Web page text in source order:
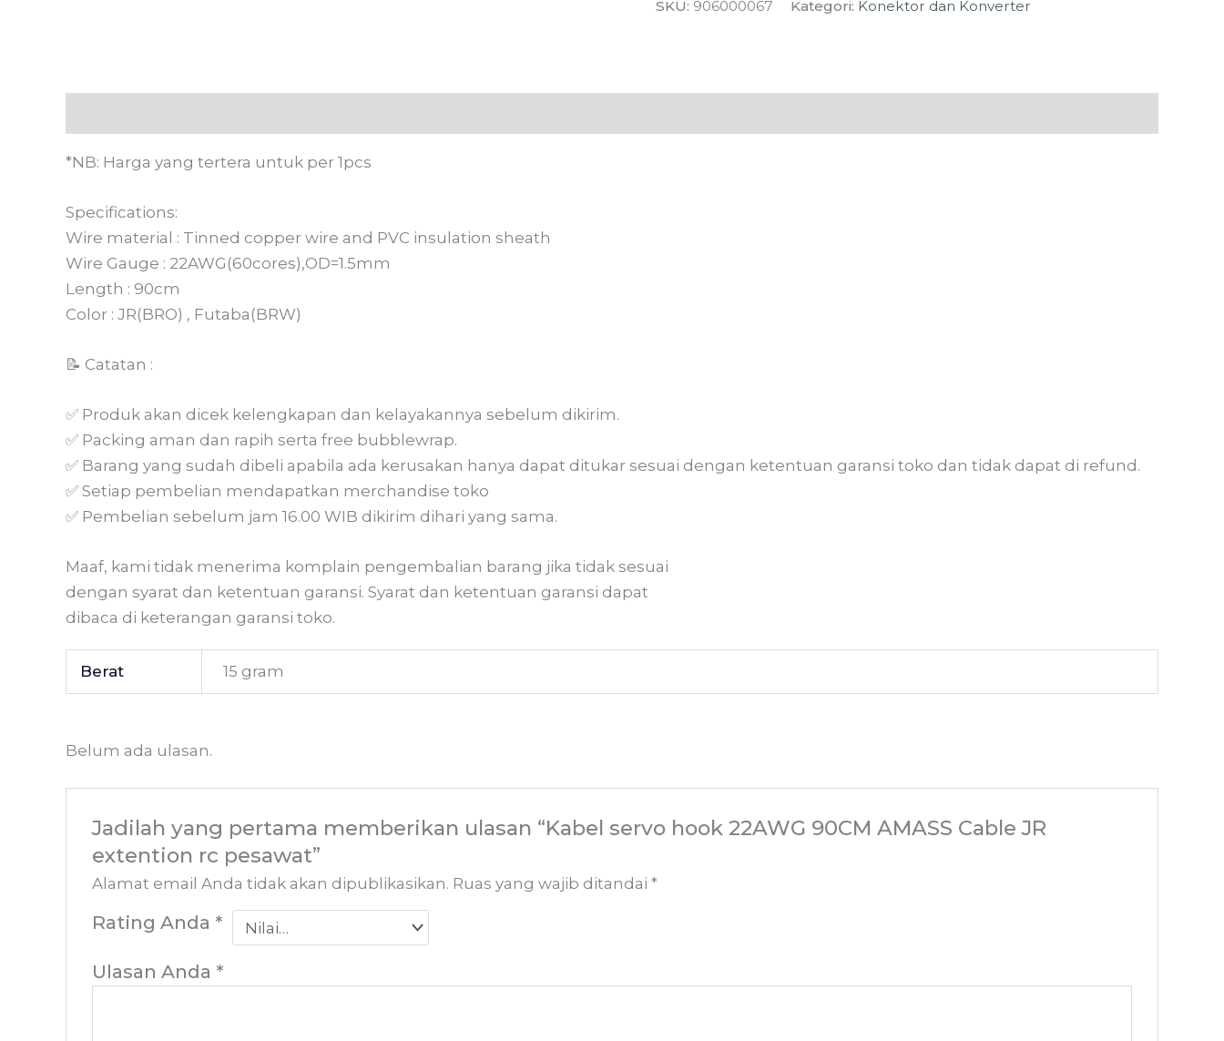
SKU: 906000067 Kategori: Konektor dan Konverter
*NB: Harga yang tertera untuk per 1pcs
Specifications:
Wire material : Tinned copper wire and PVC insulation sheath
Wire Gauge : 22AWG(60cores),OD=1.5mm
Length : 90cm
Color : JR(BRO) , Futaba(BRW)
📝 Catatan :
✅ Produk akan dicek kelengkapan dan kelayakannya sebelum dikirim.
✅ Packing aman dan rapih serta free bubblewrap.
✅ Barang yang sudah dibeli apabila ada kerusakan hanya dapat ditukar sesuai dengan ketentuan garansi toko dan tidak dapat di refund.
✅ Setiap pembelian mendapatkan merchandise toko
✅ Pembelian sebelum jam 16.00 WIB dikirim dihari yang sama.
Maaf, kami tidak menerima komplain pengembalian barang jika tidak sesuai
dengan syarat dan ketentuan garansi. Syarat dan ketentuan garansi dapat
dibaca di keterangan garansi toko.
Berat 15 gram
Belum ada ulasan.
Jadilah yang pertama memberikan ulasan “Kabel servo hook 22AWG 90CM AMASS Cable JR
extention rc pesawat”
Alamat email Anda tidak akan dipublikasikan. Ruas yang wajib ditandai*
Rating Anda *
Ulasan Anda *